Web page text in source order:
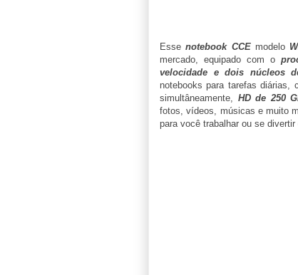
Essenotebook CCEmodelo
mercado, equipado com o
velocidade e dois núcleos
notebooks para tarefas diárias,
simultâneamente, HD de 250
fotos, vídeos, músicas e muito
para você trabalhar ou se divertir